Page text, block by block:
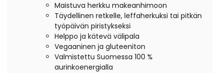
Maistuva herkku makeanhimoon
Täydellinen retkelle, leffaherkuksi tai pitkän
työpäivän piristykseksi
Helppo ja kätevä välipala
Vegaaninen ja gluteeniton
Valmistettu Suomessa 100 %
aurinkoenergialla